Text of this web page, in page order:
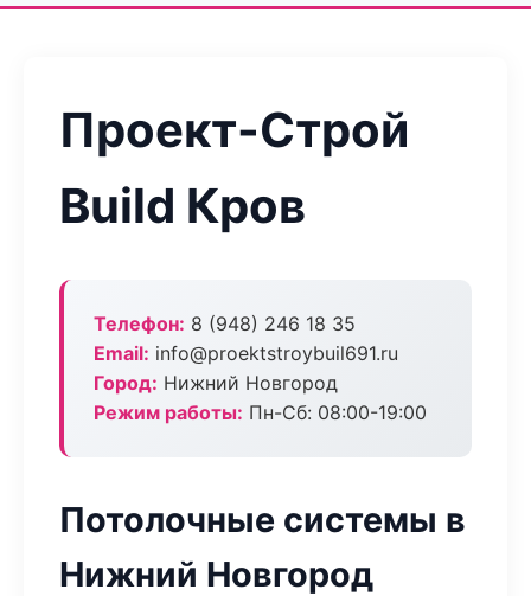
Проект-Строй
Build Кров
Телефон: 8 (948) 246 18 35
Email: info@proektstroybuil691.ru
Город: Нижний Новгород
Режим работы: Пн-Сб: 08:00-19:00
Потолочные системы в
Нижний Новгород